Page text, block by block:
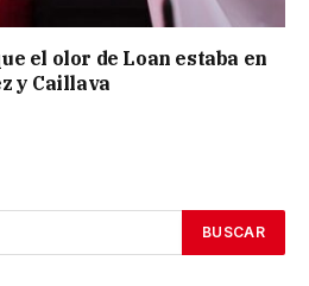
el olor de Loan estaba en
y Caillava